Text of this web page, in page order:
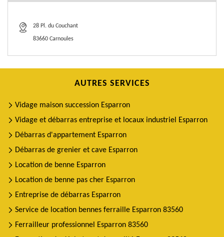
28 Pl. du Couchant
83660 Carnoules
AUTRES SERVICES
Vidage maison succession Esparron
Vidage et débarras entreprise et locaux industriel Esparron
Débarras d'appartement Esparron
Débarras de grenier et cave Esparron
Location de benne Esparron
Location de benne pas cher Esparron
Entreprise de débarras Esparron
Service de location bennes ferraille Esparron 83560
Ferrailleur professionnel Esparron 83560